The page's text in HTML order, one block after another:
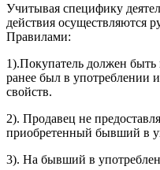
Учитывая специфику
действия осуществляются
Правилами:
1).Покупатель должен
ранее был в употреблении
свойств.
2). Продавец не
приобретенный бывший в
3). На бывший в